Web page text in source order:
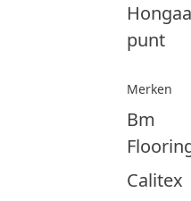
punt
Merken
Bm
Calitex